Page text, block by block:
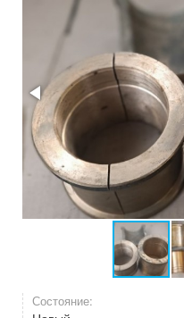
Состояние: